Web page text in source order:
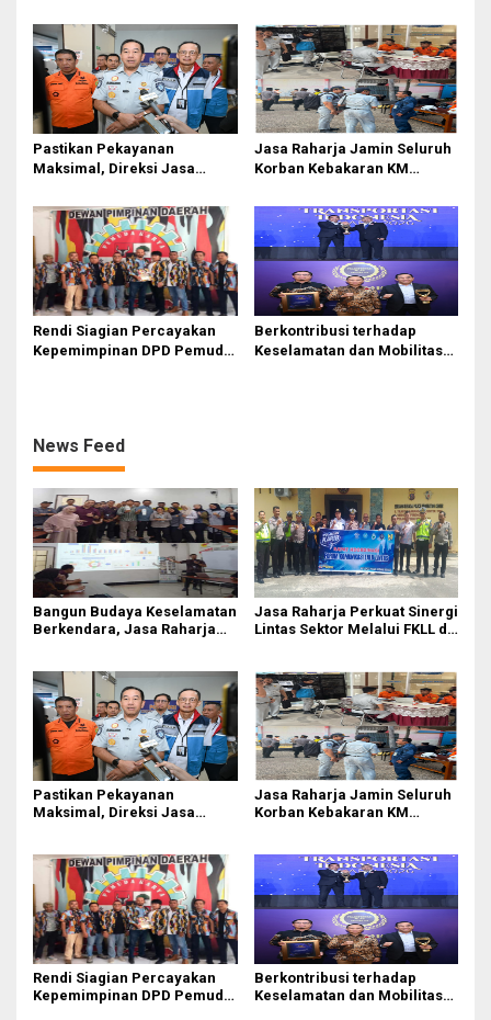
Pasifik Medan Industri
Pastikan Pekayanan
Maksimal, Direksi Jasa
Kebakaran KM Mutiara
Sentosa II
Jasa Raharja Jamin Seluruh
Korban Kebakaran KM
Perairan Sumenep
Rendi Siagian Percayakan
Kepemimpinan DPD Pemuda
Berkontribusi terhadap
Keselamatan dan Mobilitas
News Feed
Bangun Budaya Keselamatan
Berkendara, Jasa Raharja
Jasa Raharja Perkuat Sinergi
Lintas Sektor Melalui FKLL di
Pastikan Pekayanan
Maksimal, Direksi Jasa
Sentosa II
Jasa Raharja Jamin Seluruh
Korban Kebakaran KM
Rendi Siagian Percayakan
Kepemimpinan DPD Pemuda
Berkontribusi terhadap
Keselamatan dan Mobilitas